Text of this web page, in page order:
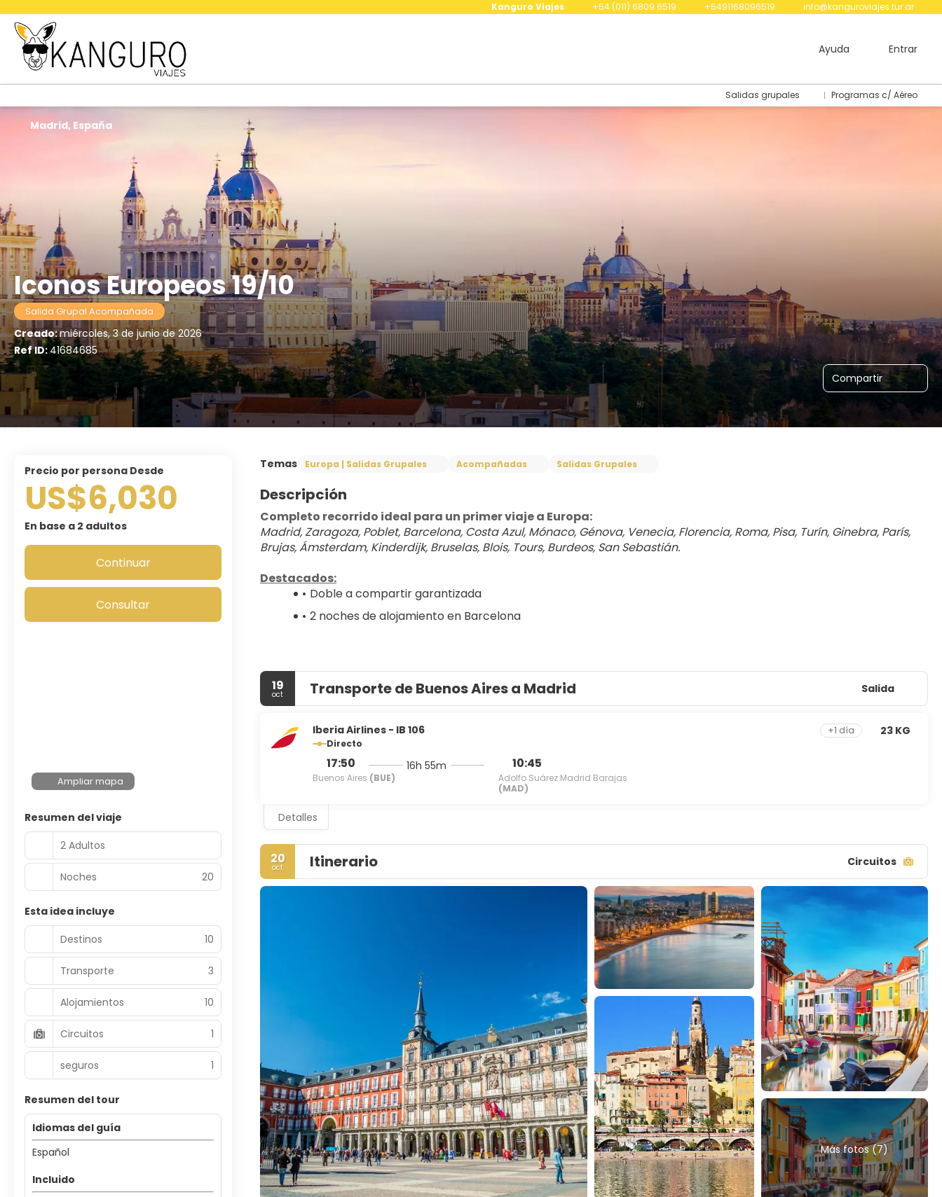
Kanguro Viajes +54 (011) 6809 6519 +5491168096519 info@kanguroviajes.tur.ar
Ayuda Entrar
Salidas grupales Programas c/ Aéreo
Iconos Europeos 19/10
Salida Grupal Acompañada
Creado:miércoles, 3 de junio de 2026
Ref ID: 41684685
Compartir
Madrid, España
Temas Europa | Salidas Grupales Acompañadas Salidas Grupales
Descripción
Completo recorrido ideal para un primer viaje a Europa:
Madrid, Zaragoza, Poblet, Barcelona, Costa Azul, Mónaco, Génova, Venecia, Florencia, Roma, Pisa, Turín, Ginebra, París,
Brujas, Ámsterdam, Kinderdijk, Bruselas, Blois, Tours, Burdeos, San Sebastián.
Destacados:
Doble a compartir garantizada
2 noches de alojamiento en Barcelona
19
oct Transporte de Buenos Aires a Madrid Salida
Iberia Airlines - IB 106
Directo
17:50
Buenos Aires (BUE)
16h 55m 10:45
Adolfo Suárez Madrid Barajas
(MAD)
+1 día 23 KG
Detalles
20
oct Itinerario Circuitos
Más fotos (7)
precio por persona Desde
US$6,030
En base a 2 adultos
Continuar
Consultar
Ampliar mapa
Resumen del viaje
2 Adultos
Noches 20
Esta idea incluye
Destinos
10
Transporte 3
Alojamientos 10
Circuitos 1
seguros 1
Resumen del tour
Idiomas del guía
Español
Incluido